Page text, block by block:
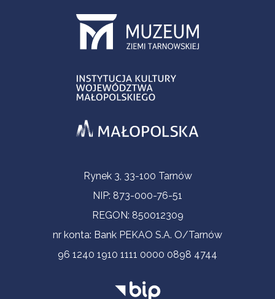
Contact InformationRynek 3, 33-100 Tarnów
NIP: 873-000-76-51
REGON: 850012309
nr konta: Bank PEKAO S.A. O/Tarnów
96 1240 1910 1111 0000 0898 4744